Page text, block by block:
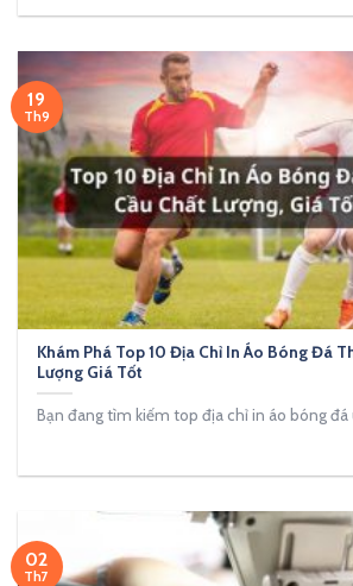
Khám Phá Top 10 Địa Chỉ In Áo Bóng Đá
Lượng Giá Tốt
Bạn đang tìm kiếm top địa chỉ in áo bóng đá
19
Th9
02
Th7